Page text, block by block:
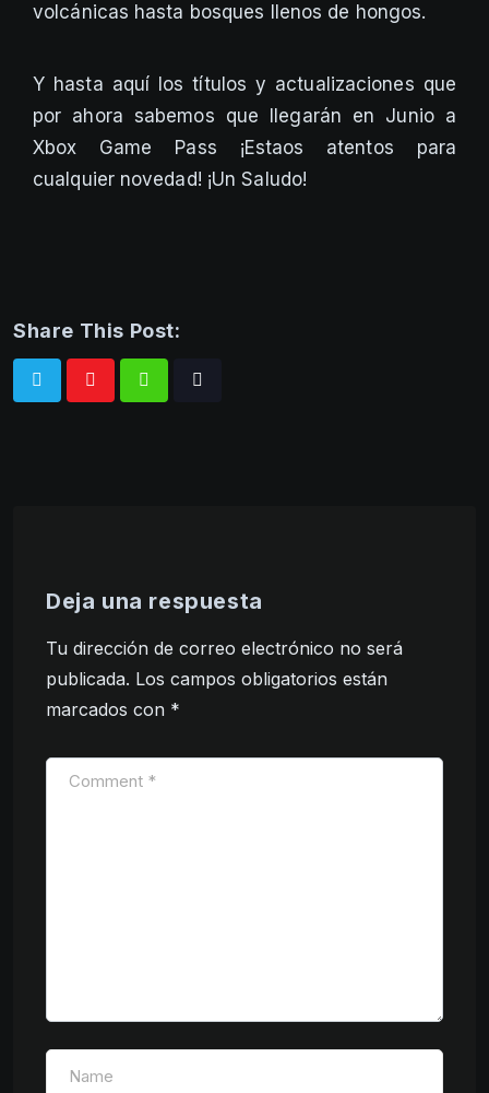
volcánicas hasta bosques llenos de hongos.
Y hasta aquí los títulos y actualizaciones que
por ahora sabemos que llegarán en Junio a
Xbox Game Pass ¡Estaos atentos para
cualquier novedad! ¡Un Saludo!
Share This Post:
WhatsappTiktok
Deja una respuesta
Tu dirección de correo electrónico no será
publicada. Los campos obligatorios están
marcados con *